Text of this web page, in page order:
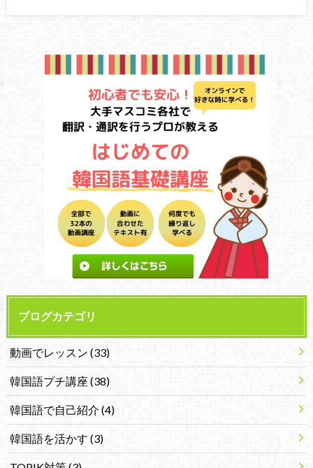
ブログカテゴリ
動画でレッスン (33)
韓国語プチ講座 (38)
韓国語で自己紹介(4)
韓国語を活かす (3)